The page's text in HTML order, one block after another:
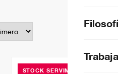
STOCK SERVIMAN